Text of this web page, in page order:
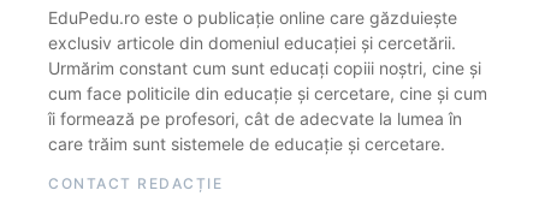
EduPedu.ro este o publicație online care găzduiește
exclusiv articole din domeniul educației și cercetării.
Urmărim constant cum sunt educați copiii noștri, cine și
cum face politicile din educație și cercetare, cine și cum
îi formează pe profesori, cât de adecvate la lumea în
care trăim sunt sistemele de educație și cercetare.
CONTACT REDACȚIE